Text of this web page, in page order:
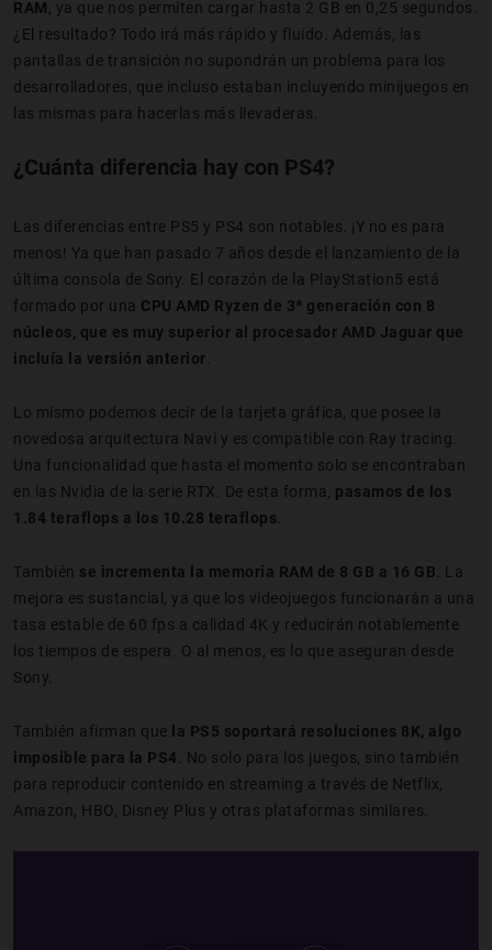
RAM , ya que nos permiten cargar hasta 2 GB en 0,25 segundos.
¿El resultado? Todo irá más rápido y fluido. Además, las
pantallas de transición no supondrán un problema para los
desarrolladores, que incluso estaban incluyendo minijuegos en
las mismas para hacerlas más llevaderas.
¿Cuánta diferencia hay con PS4?
Las diferencias entre PS5 y PS4 son notables. ¡Y no es para
menos! Ya que han pasado 7 años desde el lanzamiento de la
última consola de Sony. El corazón de la PlayStation5 está
formado por una CPU AMD Ryzen de 3ª generación con 8
núcleos, que es muy superior al procesador AMD Jaguar que
incluía la versión anterior
Lo mismo podemos decir de la tarjeta gráfica, que posee la
novedosa arquitectura Navi y es compatible con Ray tracing.
Una funcionalidad que hasta el momento solo se encontraban
en las Nvidia de la serie RTX. De esta forma, pasamos de los
1.84 teraflops a los 10.28 teraflops
También se incrementa la memoria RAM de 8 GB a 16 GB . La
mejora es sustancial, ya que los videojuegos funcionarán a una
tasa estable de 60 fps a calidad 4K y reducirán notablemente
los tiempos de espera. O al menos, es lo que aseguran desde
Sony.
También afirman que la PS5 soportará resoluciones 8K, algo
imposible para la PS4 . No solo para los juegos, sino también
para reproducir contenido en streaming a través de Netflix,
Amazon, HBO, Disney Plus y otras plataformas similares.